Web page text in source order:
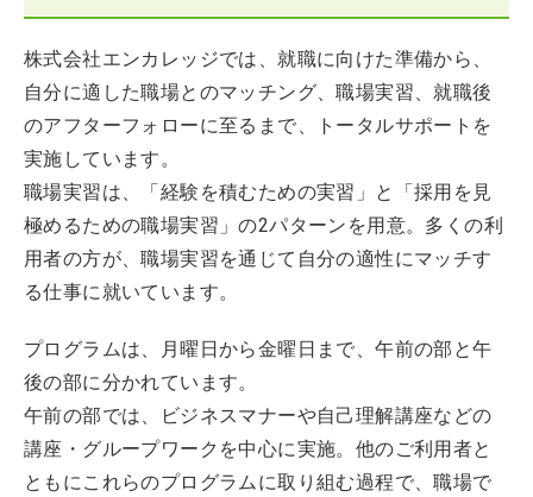
株式会社エンカレッジでは、就職に向けた準備から、
自分に適した職場とのマッチング、職場実習、就職後
のアフターフォローに至るまで、トータルサポートを
実施しています。
職場実習は、「経験を積むための実習」と「採用を見
極めるための職場実習」の2パターンを用意。多くの利
用者の方が、職場実習を通じて自分の適性にマッチす
る仕事に就いています。
プログラムは、月曜日から金曜日まで、午前の部と午
後の部に分かれています。
午前の部では、ビジネスマナーや自己理解講座などの
講座・グループワークを中心に実施。他のご利用者と
ともにこれらのプログラムに取り組む過程で、職場で